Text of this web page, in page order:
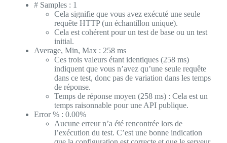
# Samples : 1
Cela signifie que vous avez exécuté une seule
requête HTTP (un échantillon unique).
Cela est cohérent pour un test de base ou un test
initial.
Average, Min, Max : 258 ms
Ces trois valeurs étant identiques (258 ms)
indiquent que vous n’avez qu’une seule requête
dans ce test, donc pas de variation dans les temps
de réponse.
Temps de réponse moyen (258 ms) : Cela est un
temps raisonnable pour une API publique.
Error % : 0.00%
Aucune erreur n’a été rencontrée lors de
l’exécution du test. C’est une bonne indication